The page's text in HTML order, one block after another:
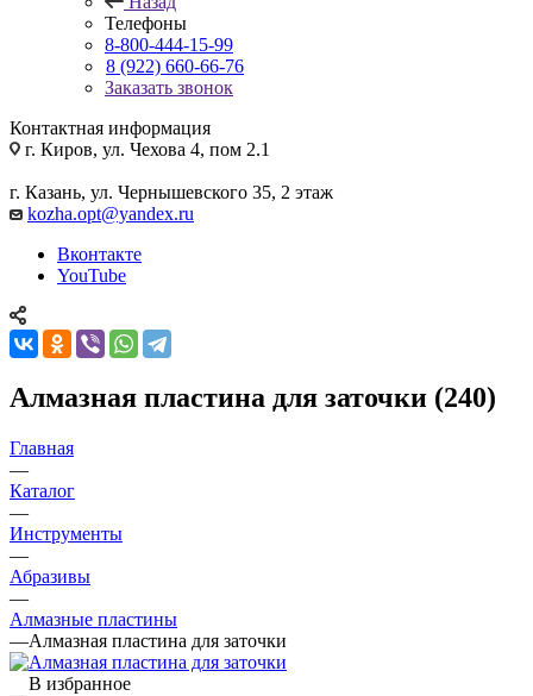
Телефоны
8-800-444-15-99
8 (922) 660-66-76
Заказать звонок
Контактная информация
г. Киров, ул. Чехова 4, пом 2.1
г. Казань, ул. Чернышевского 35, 2 этаж
kozha.opt@yandex.ru
Вконтакте
YouTube
Алмазная пластина для заточки (240)
Главная
—
Каталог
—
Инструменты
—
Абразивы
—
Алмазные пластины
—Алмазная пластина для заточки
В избранное